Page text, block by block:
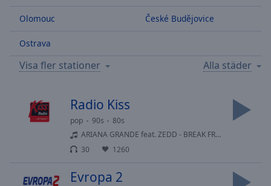
Stream
Seek to
currently
behind
Olomouc
Ostrava
České Budějovice
Visa fler stationer Alla städer
Radio Kiss
pop 90s
80s
ARIANA GRANDE feat. ZEDD - BREAK FREE
30
1260
Evropa 2